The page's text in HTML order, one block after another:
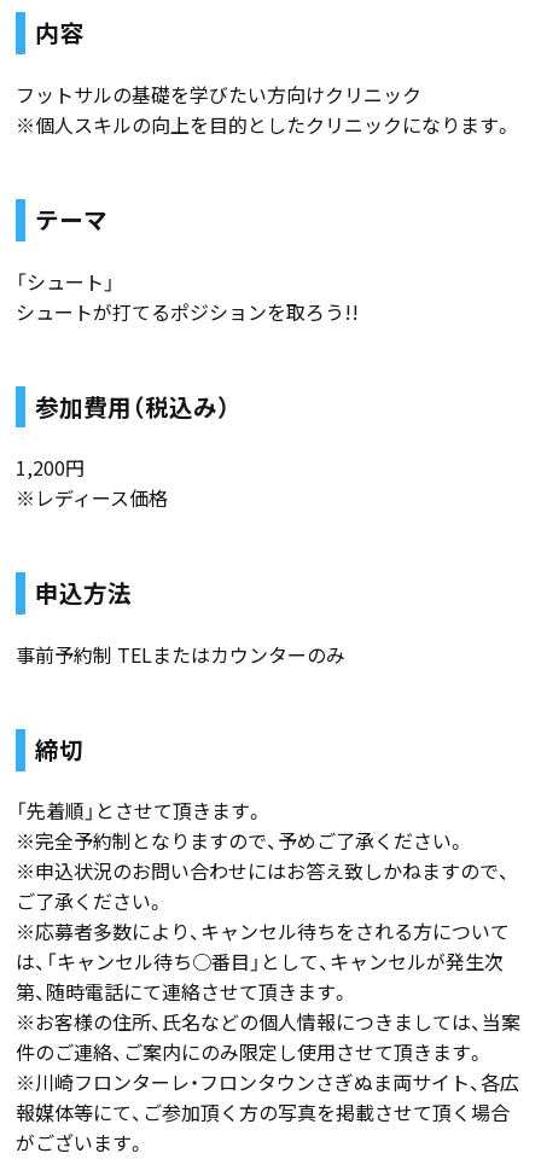
内容
フットサルの基礎を学びたい方向けクリニック
※個人スキルの向上を目的としたクリニックになります。
テーマ
「シュート」
シュートが打てるポジションを取ろう!!
参加費用（税込み）
1,200円
※レディース価格
申込方法
事前予約制 TELまたはカウンターのみ
締切
「先着順」とさせて頂きます。
※完全予約制となりますので、予めご了承ください。
※申込状況のお問い合わせにはお答え致しかねますので、
ご了承ください。
※応募者多数により、キャンセル待ちをされる方について
は、「キャンセル待ち○番目」として、キャンセルが発生次
第、随時電話にて連絡させて頂きます。
※お客様の住所、氏名などの個人情報につきましては、当案
件のご連絡、ご案内にのみ限定し使用させて頂きます。
※川崎フロンターレ・フロンタウンさぎぬま両サイト、各広
報媒体等にて、ご参加頂く方の写真を掲載させて頂く場合
がございます。